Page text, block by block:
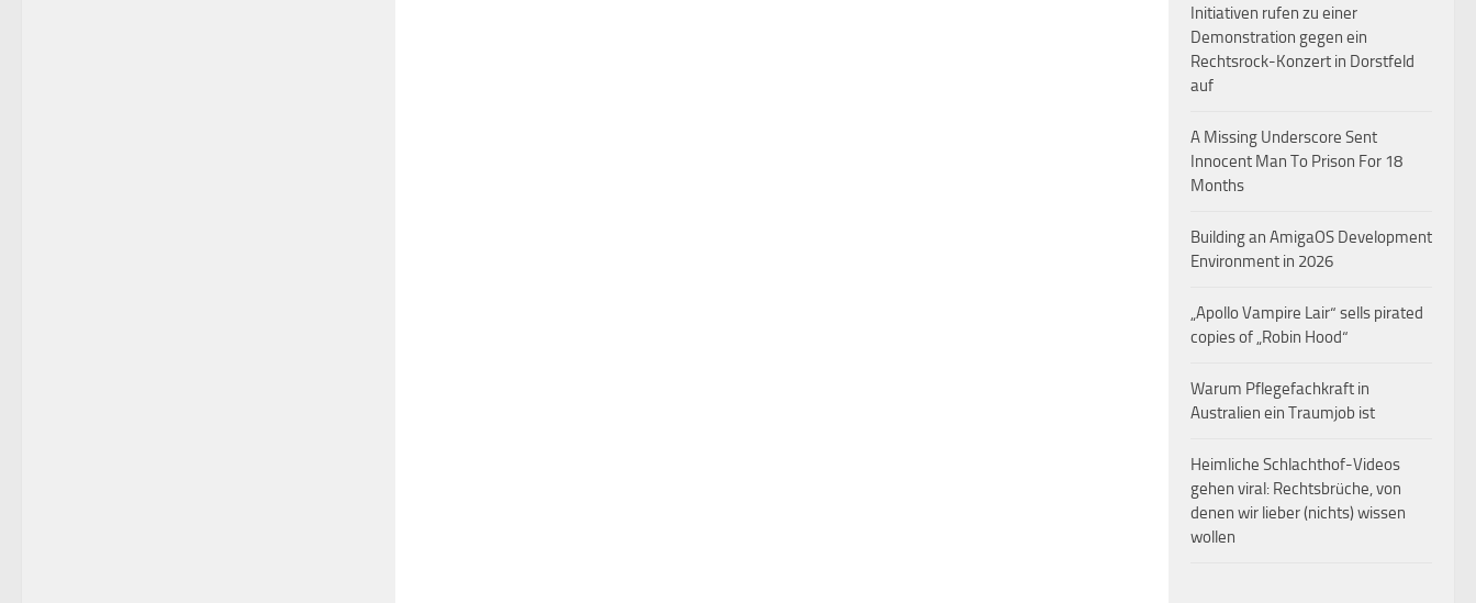
Initiativen rufen zu einer
Demonstration gegen ein
Rechtsrock-Konzert in Dorstfeld
auf
A Missing Underscore Sent
Innocent Man To Prison For 18
Months
Building an AmigaOS Development
Environment in 2026
„Apollo Vampire Lair“ sells pirated
copies of „Robin Hood“
Warum Pflegefachkraft in
Australien ein Traumjob ist
Heimliche Schlachthof-Videos
gehen viral: Rechtsbrüche, von
denen wir lieber (nichts) wissen
wollen